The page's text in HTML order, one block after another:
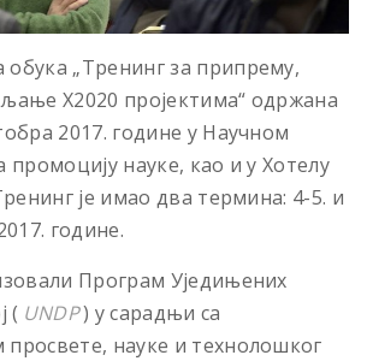
„Тренинг за припрему,
Х2020 пројектима“ одржана
2017. године у Научном
промоцију науке, као и у Хотелу
је имао два термина: 4-5. и
године.
Програм Уједињених
( UNDP) у сарадњи са
науке и технолошког